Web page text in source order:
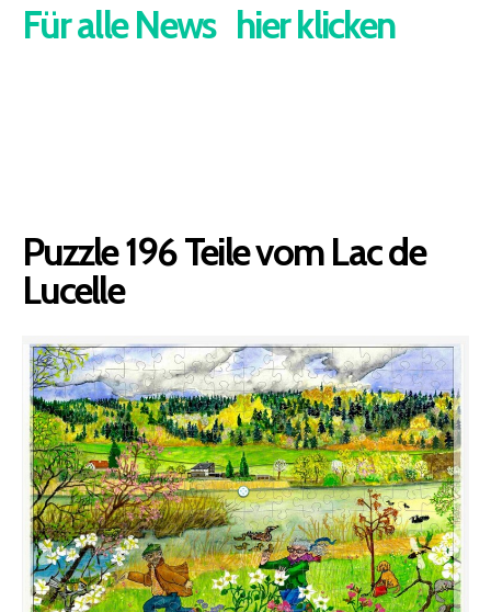
Für alle News hier klicken
Puzzle 196 Teile vom Lac de
Lucelle